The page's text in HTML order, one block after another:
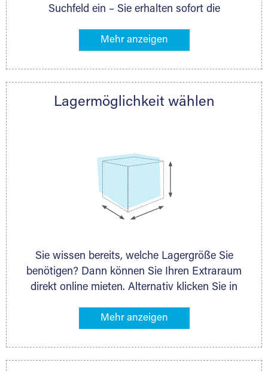
Suchfeld ein – Sie erhalten sofort die
Lagermöglichkeiten in Ihrer Nähe. An zahlreichen
direkt online mieten. Gibt es Extraraum noch
nächstgelegenen Partner und besprechen alles
Lagermöglichkeit wählen
Sie wissen bereits, welche Lagergröße Sie
benötigen? Dann können Sie Ihren Extraraum
direkt online mieten. Alternativ klicken Sie in
Gegenstände an, die Sie einlagern möchten –
ermittelt. Natürlich steht Ihnen Ihr Extraraum